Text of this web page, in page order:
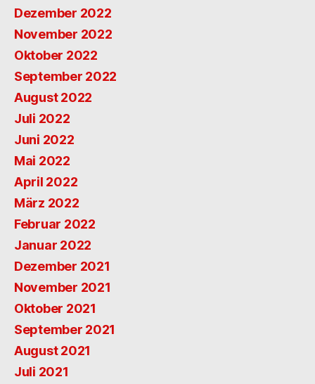
Dezember 2022
November 2022
Oktober 2022
September 2022
August 2022
Juli 2022
Juni 2022
Mai 2022
April 2022
März 2022
Februar 2022
Januar 2022
Dezember 2021
November 2021
Oktober 2021
September 2021
August 2021
Juli 2021